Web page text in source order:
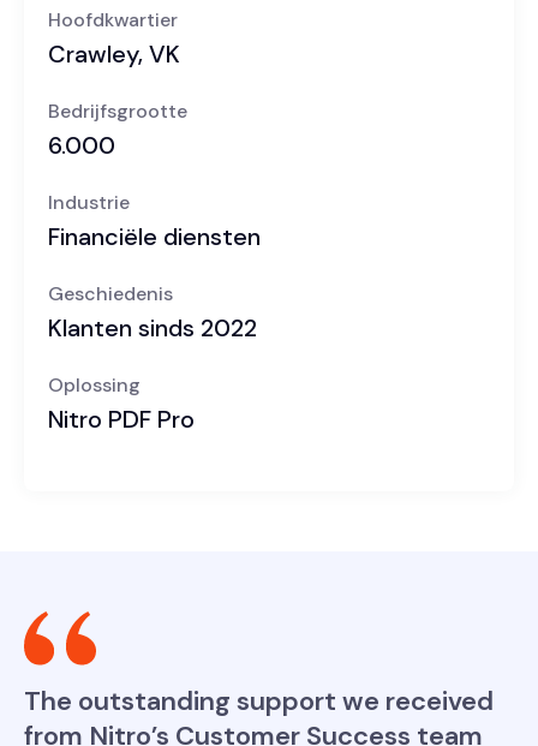
Hoofdkwartier
Crawley, VK
Bedrijfsgrootte
6.000
Industrie
Financiële diensten
Geschiedenis
Klanten sinds 2022
Oplossing
Nitro PDF Pro
The outstanding support we received
from Nitro’s Customer Success team